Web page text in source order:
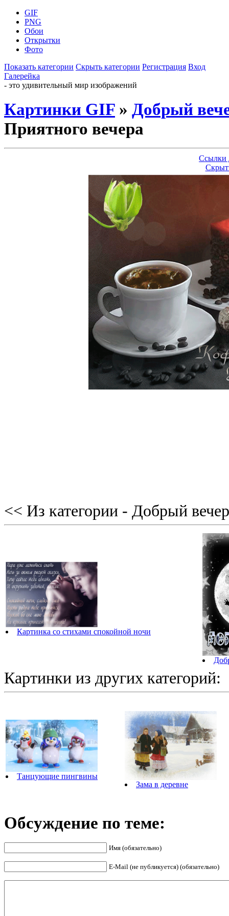
GIF
PNG
Обои
Открытки
Фото
Показать категории Скрыть категории Регистрация Вход
Галерейка
- это удивительный мир изображений
Картинки GIF » Добрый
Приятного вечера
Ссылки
<< Из категории - Добрый
Картинка со стихами спокойной ночи
Картинки из других категорий:
Танцующие пингвины
Зама в деревне
Обсуждение по теме:
Имя (обязательно)
E-Mail (не публикуется) (обязательно)